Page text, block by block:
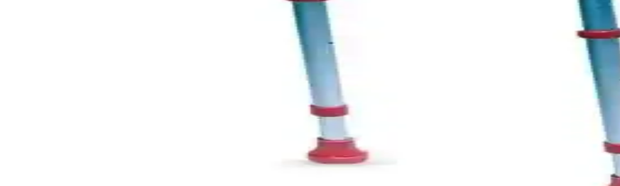
Case Kanedyen Koltuk Değneği Siyah - Hafif ve Ayarlanabilir Güvenlik Yardımcısı
Modern tasarımı ve dayanıklı yapısıyla öne çıkan Case Kanedyen Koltuk Değneği, ayarlanabilir boyu ve kaymayı önleyici özelliğiyle
Medikal Koltuk Değneği Karşılaştırması: EFK ve Medas Life Modellerinin Özellikleri ve Kullanıcı
İki farklı medikal koltuk değneği modeli olan EFK ve Medas Life'in özellikleri, kullanıcı yorumları ve karşılaştırmasıyla en uygun seçimi
Medas Life Koltuk Değneği Günlük Kullanım İçin Ergonomik ve Hafif Destek Çözümü
Medas Life koltuk değneği, ergonomik, hafif ve ayarlanabilir özellikleriyle günlük kullanımda güvenliği ve konforu artıran yerli üretim